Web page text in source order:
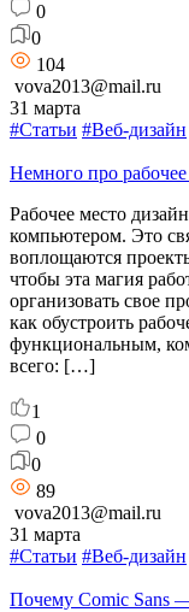
0
0
104
vova2013@mail.ru
31 марта
#Статьи #Веб-дизайн
Немного про рабочее
Рабочее место
компьютером. Это
воплощаются
чтобы эта магия
организовать свое
как обустроить
функциональным,
всего: […]
1
0
0
89
vova2013@mail.ru
31 марта
#Статьи #Веб-дизайн
Почему Comic Sans